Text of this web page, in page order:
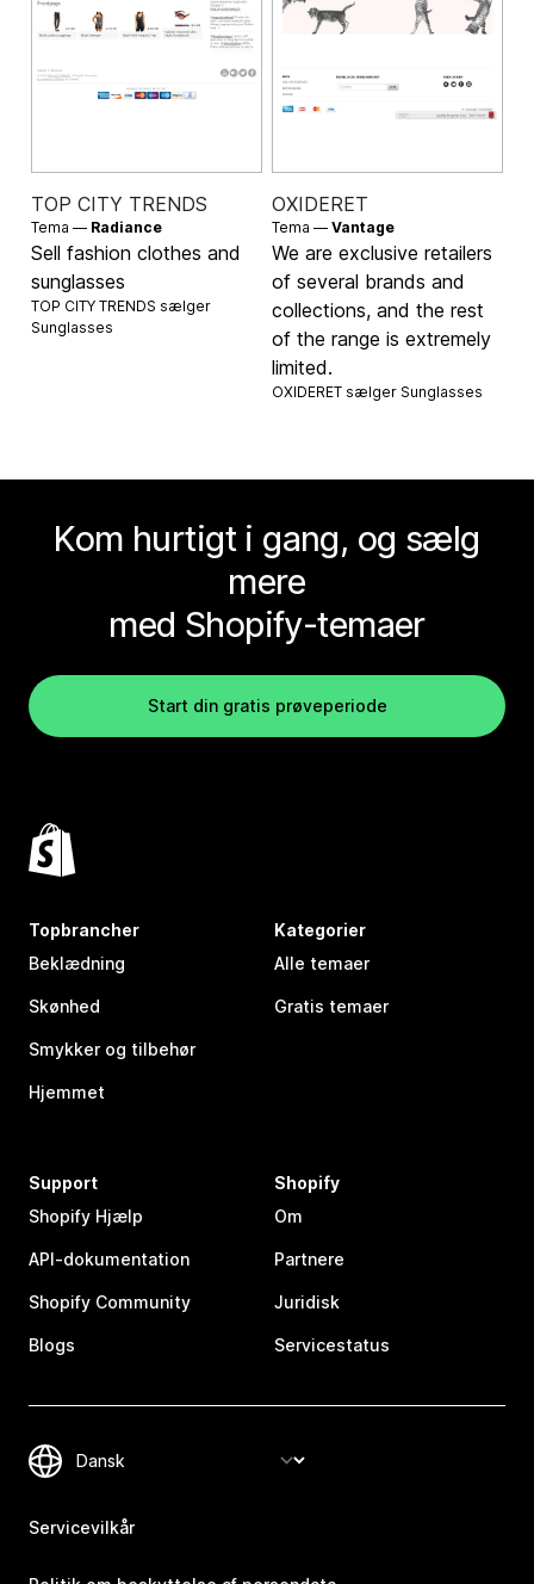
TOP CITY TRENDS
Tema — Radiance
Sell fashion clothes and
sunglasses
TOP CITY TRENDS sælger
Sunglasses
OXIDERET
Tema — Vantage
We are exclusive retailers
of several brands and
collections, and the rest
of the range is extremely
limited.
OXIDERET sælger Sunglasses
Kom hurtigt i gang, og sælg
mere
med Shopify-temaer
Start din gratis prøveperiode
Topbrancher
Beklædning
Skønhed
Smykker og tilbehør
Hjemmet
Kategorier
Alle temaer
Gratis temaer
Support
Shopify Hjælp
API-dokumentation
Shopify Community
Blogs
Shopify
Om
Partnere
Juridisk
Servicestatus
Servicevilkår